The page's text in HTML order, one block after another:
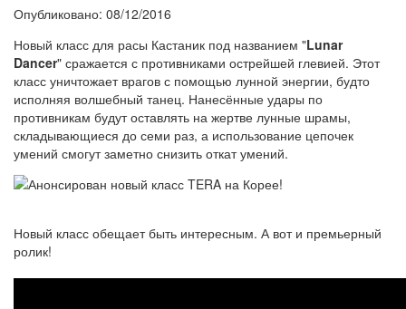
Опубликовано: 08/12/2016
Новый класс для расы Кастаник под названием "Lunar
Dancer" сражается с противниками острейшей глевией. Этот
класс уничтожает врагов с помощью лунной энергии, будто
исполняя волшебный танец. Нанесённые удары по
противникам будут оставлять на жертве лунные шрамы,
складывающиеся до семи раз, а использование цепочек
умений смогут заметно снизить откат умений.
Новый класс обещает быть интересным. А вот и премьерный
ролик!